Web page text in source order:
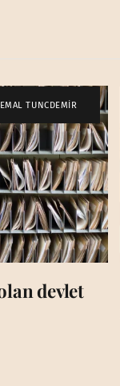
TUNCDEMİR ,
devlet